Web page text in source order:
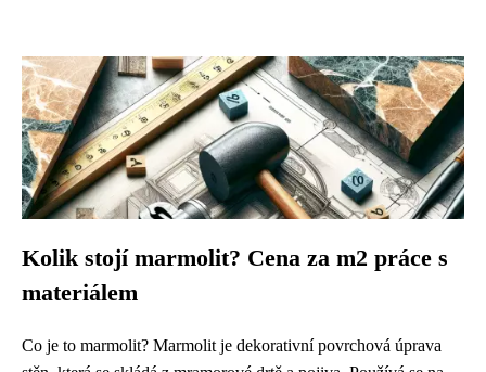
Kolik stojí marmolit? Cena za m2 práce s
materiálem
Co je to marmolit? Marmolit je dekorativní povrchová úprava